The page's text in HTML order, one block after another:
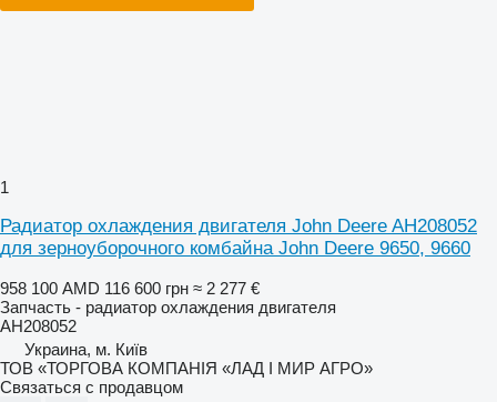
1
Радиатор охлаждения двигателя John Deere AH208052
для зерноуборочного комбайна John Deere 9650, 9660
958 100 AMD 116 600 грн ≈ 2 277 €
Запчасть - радиатор охлаждения двигателя
AH208052
Украина, м. Київ
ТОВ «ТОРГОВА КОМПАНІЯ «ЛАД І МИР АГРО»
Связаться с продавцом